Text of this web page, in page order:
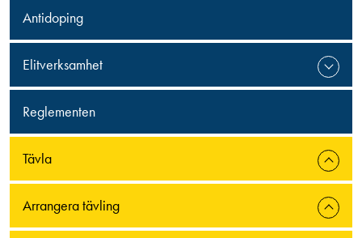
Antidoping
Elitverksamhet
Reglementen
Tävla
Arrangera tävling